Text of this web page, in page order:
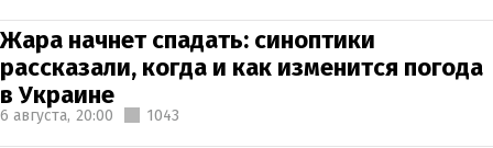
Жара начнет спадать: синоптики
рассказали, когда и как изменится погода
в Украине
6 августа, 20:00 1043